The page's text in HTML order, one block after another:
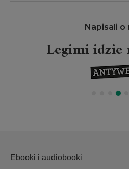
Napisali o
Legimi idzie
Ebooki i audiobooki